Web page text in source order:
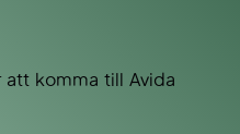
att komma till Avida